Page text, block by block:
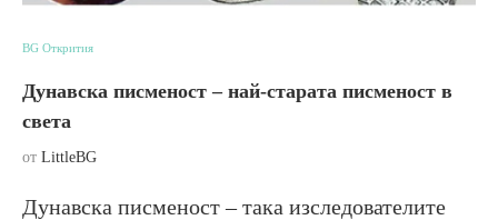
BG Открития
Дунавска писменост – най-старата писменост в
света
от LittleBG
Дунавска писменост – така изследователите